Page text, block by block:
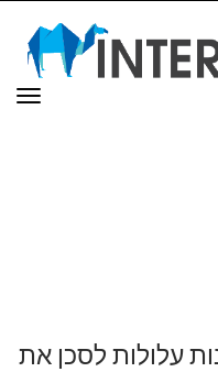
עלולות לסכן את